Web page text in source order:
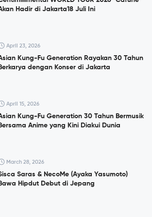
Hadir di Jakarta18 Juli Ini
April 23, 2026
Kung-Fu Generation Rayakan 30 Tahun
dengan Konser di Jakarta
April 15, 2026
Kung-Fu Generation 30 Tahun Bermusik
Anime yang Kini Diakui Dunia
March 28, 2026
Saras & NecoMe (Ayaka Yasumoto)
Hipdut Debut di Jepang